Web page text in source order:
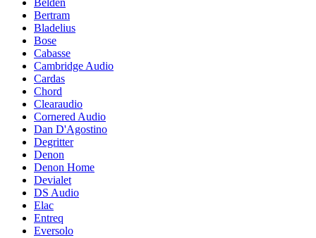
Belden
Bertram
Bladelius
Bose
Cabasse
Cambridge Audio
Cardas
Chord
Clearaudio
Cornered Audio
Dan D'Agostino
Degritter
Denon
Denon Home
Devialet
DS Audio
Elac
Entreq
Eversolo